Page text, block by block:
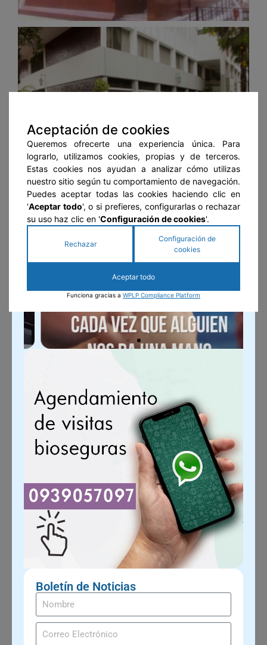
Boletín de Noticias
Aceptación de cookies
Queremos ofrecerte una experiencia única. Para
lograrlo, utilizamos cookies, propias y de terceros.
Estas cookies nos ayudan a analizar cómo utilizas
nuestro sitio según tu comportamiento de navegación.
Puedes aceptar todas las cookies haciendo clic en
'Aceptar todo', o si prefieres, configurarlas o rechazar
su uso haz clic en 'Configuración de cookies'.
Rechazar
Configuración de
cookies
Aceptar todo
Funciona gracias a WPLP Compliance Platform